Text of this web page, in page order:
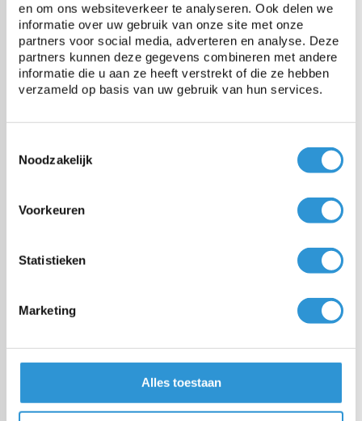
en om ons websiteverkeer te analyseren. Ook delen we
informatie over uw gebruik van onze site met onze
partners voor social media, adverteren en analyse. Deze
partners kunnen deze gegevens combineren met andere
informatie die u aan ze heeft verstrekt of die ze hebben
verzameld op basis van uw gebruik van hun services.
Noodzakelijk
Voorkeuren
Statistieken
Marketing
Alles toestaan
Gewicht 150 gr/m²
Treksterkte 750 N/5cm
Scheurweerstand 140 N
Vragen over dit product:
Omschrijving
Lichtgewicht PE dekzeilen 150 gr/m² zijn geschikt voor standaard
afdekkingen op korte termijn (max. 12 maanden in West Europees
Deze afdekzeilen worden vaak gebruikt voor het inpakken van